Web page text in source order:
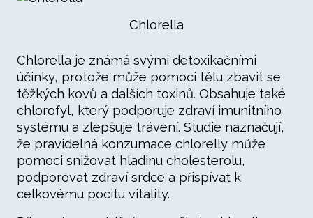
Chlorella
Chlorella je známá svými detoxikačními
účinky, protože může pomoci tělu zbavit se
těžkých kovů a dalších toxinů. Obsahuje také
chlorofyl, který podporuje zdraví imunitního
systému a zlepšuje trávení. Studie naznačují,
že pravidelná konzumace chlorelly může
pomoci snižovat hladinu cholesterolu,
podporovat zdraví srdce a přispívat k
celkovému pocitu vitality.